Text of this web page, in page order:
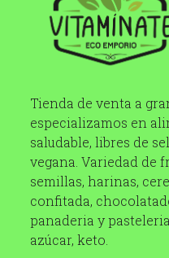
Tienda de venta a
especializamos en
saludable, libres de
vegana. Variedad de
semillas, harinas,
confitada,
panaderia y
azúcar, keto.